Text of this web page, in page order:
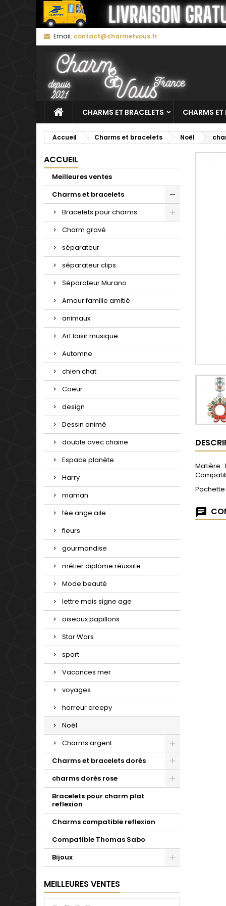
Email: contact@charmetvous.fr
CHARMS ET BRACELETS CHARMS ET
Accueil Charms et bracelets Noël
ACCUEIL
Meilleures ventes
Charms et bracelets
Bracelets pour charms
Charm gravé
séparateur
séparateur clips
Séparateur Murano
Amour famille amitié
animaux
Art loisir musique
Automne
chien chat
Coeur
design
Dessin animé
double avec chaine
Espace planète
Harry
maman
fée ange aile
fleurs
gourmandise
métier diplôme réussite
Mode beauté
lettre mois signe age
oiseaux papillons
Star Wars
sport
Vacances mer
voyages
horreur creepy
Noël
Charms argent
Charms et bracelets dorés
charms dorés rose
Bracelets pour charm plat
reflexion
Charms compatible reflexion
Compatible Thomas Sabo
Bijoux
MEILLEURES VENTES
Matière :